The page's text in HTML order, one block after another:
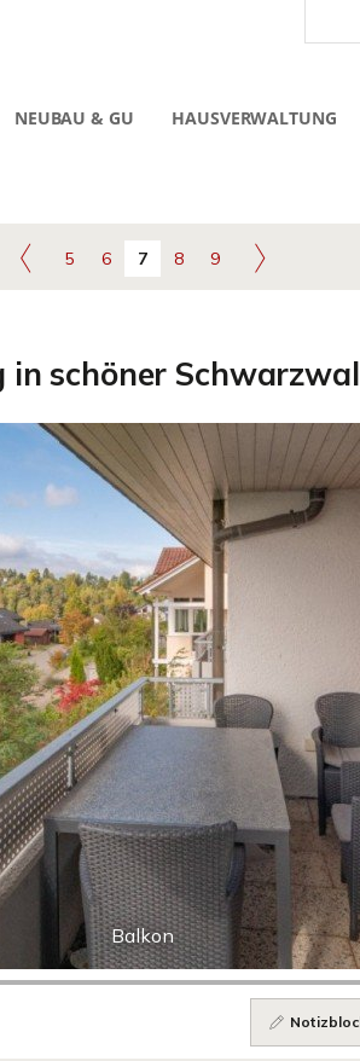
NEUBAU & GU HAUSVERWALTUNG
5 6 7 8 9
schöner
Balkon